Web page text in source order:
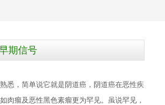
期信号
，简单说它就是阴道癌，阴道癌在恶性疾
肉瘤及恶性黑色素瘤更为罕见。虽说罕见，